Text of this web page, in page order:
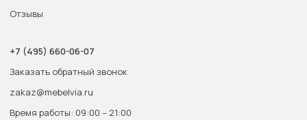
Отзывы
+7 (495) 660-06-07
Заказать обратный звонок
zakaz@mebelvia.ru
Время работы: 09:00 – 21:00